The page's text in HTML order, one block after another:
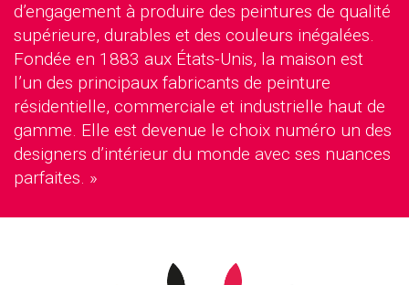
d’engagement à produire des peintures de qualité
supérieure, durables et des couleurs inégalées.
Fondée en 1883 aux États-Unis, la maison est
l’un des principaux fabricants de peinture
résidentielle, commerciale et industrielle haut de
gamme. Elle est devenue le choix numéro un des
designers d’intérieur du monde avec ses nuances
parfaites. »